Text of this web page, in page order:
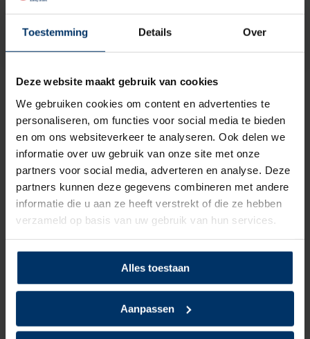
Toestemming Details Over
Deze website maakt gebruik van cookies
We gebruiken cookies om content en advertenties te
personaliseren, om functies voor social media te bieden
en om ons websiteverkeer te analyseren. Ook delen we
informatie over uw gebruik van onze site met onze
partners voor social media, adverteren en analyse. Deze
partners kunnen deze gegevens combineren met andere
informatie die u aan ze heeft verstrekt of die ze hebben
verzameld op basis van uw gebruik van hun services.
Alles toestaan
Aanpassen
Op voorraad
61,15 excl. btw
Veiligheidsklompen en werkklompen (S2) beschermen de
tenen door middel van stalen neus of veiligheidsneus.
Hierdoor zijn je voeten goed beschermd tegen risico’s op
teenblessures van zware voorwerpen. S3 klompen zijn
voorzien van een antipenetratiezool. Deze beschermd de
voeten tegen perforatie van scherpe voorwerpen zoals
spijkers of glas.
beroepsklompen voorzien van goede antislip zodat je ook in
vochtige omstandigheden veilig kunt lopen.
Alle klompen in onze collectie zijn geschikt voor dames en